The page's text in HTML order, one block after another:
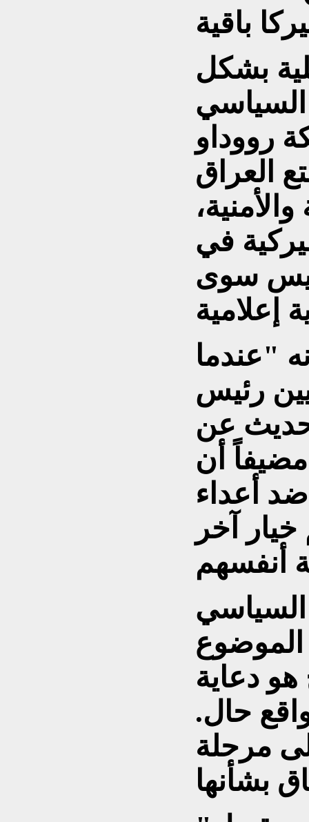
باقية
بشكل
رووداو
العراق
في
ليس سوى
"عندما
رئيس
عن
أن
أعداء
آخر
الموضوع
دعاية
حال.
مرحلة